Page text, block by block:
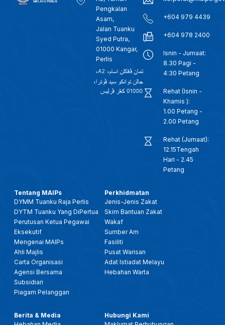
Pengkalan
Asam,
Jalan Tuanku
Syed Putra,
01000 Kangar,
Perlis
+604 979 4439
+604 978 2400
Isnin - Jumaat:
8.30 Pagi -
4:30 Petang
Rehat (Isnin -
Khamis ):
1.00 Petang -
2.00 Petang
Rehat (Jumaat):
12.15Tengah
Hari - 2.45
Petang
Tentang MAIPs
DYMM Tuanku Raja Perlis
DYTM Tuanku Yang DiPertua
Perutusan Ketua Pegawai
Eksekutif
Mengenai MAIPs
Ahli Majlis
Carta Organisasi
Agensi Bersama
Subsidiari
Piagam Pelanggan
Perkhidmatan
Jenis-Jenis Zakat
Skim Bantuan Zakat
Wakaf
Sumber Am
Fasiliti
Pusat Warisan
Adat Istiadat Melayu
Hebahan Warta
Berita & Media
Hubungi Kami